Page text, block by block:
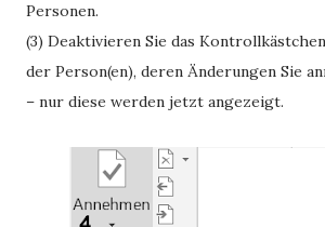
Personen.
(3) Deaktivieren Sie das
der Person(en), deren Änderungen Sie
– nur diese werden jetzt angezeigt.